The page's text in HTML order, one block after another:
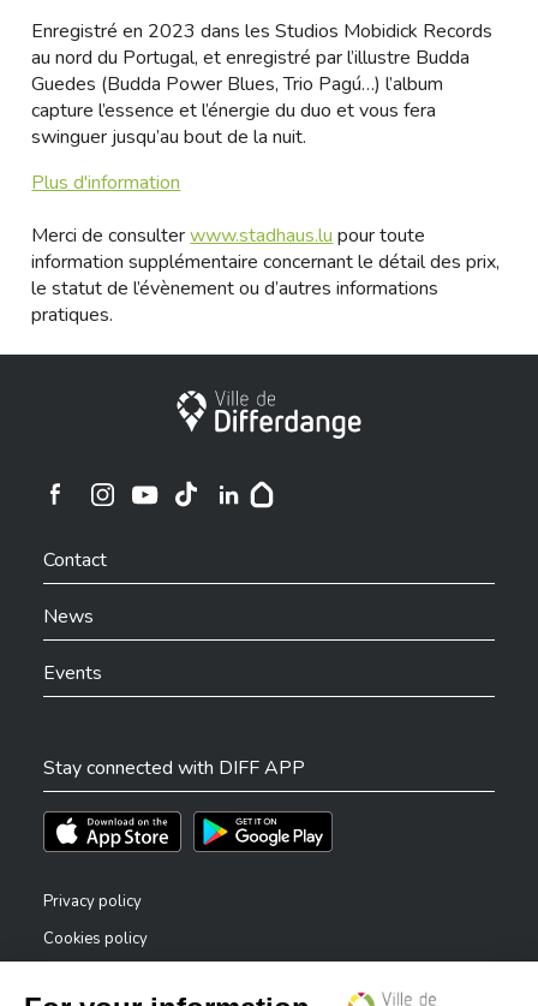
Enregistré en 2023 dans les Studios Mobidick Records
au nord du Portugal, et enregistré par l’illustre Budda
Guedes (Budda Power Blues, Trio Pagú…) l’album
capture l’essence et l’énergie du duo et vous fera
swinguer jusqu’au bout de la nuit.
Plus d'information
Merci de consulterwww.stadhaus.lu pour toute
information supplémentaire concernant le détail des prix,
le statut de l’évènement ou d’autres informations
pratiques.
City of Differdange
Ville de Differdange sur Instagram
Contact
News
Events
Stay connected with DIFF APP
Téléchargez l'app sur l'App StoreTéléchargez l'app sur Play Store
Privacy policy
Cookies policy